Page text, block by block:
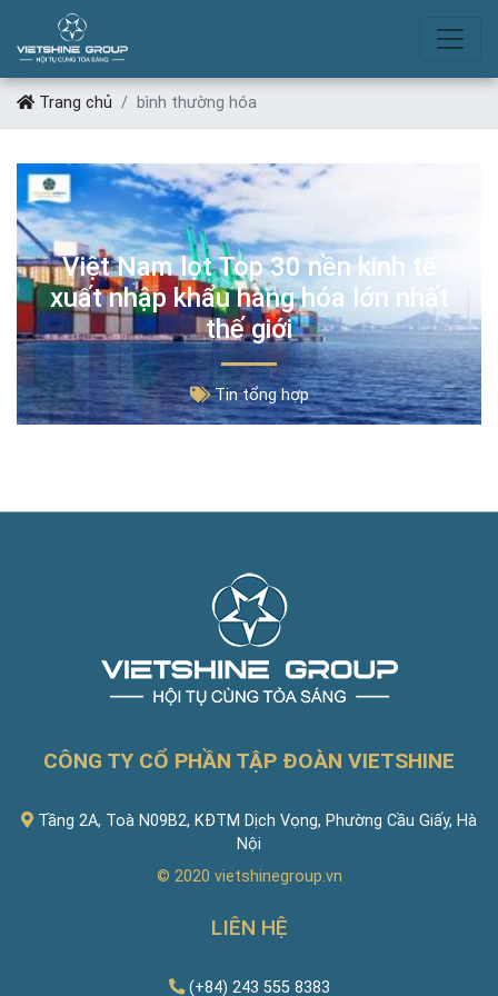
BÌNH THƯỜNG HÓA
Trang chủ bình thường hóa
Việt Nam lọt Top 30 nền kinh tế
xuất nhập khẩu hàng hóa lớn nhất
thế giới
Tin tổng hợp
CÔNG TY CỔ PHẦN TẬP ĐOÀN VIETSHINE
Tầng 2A, Toà N09B2, KĐTM Dịch Vọng, Phường Cầu Giấy, Hà
Nội
© 2020 vietshinegroup.vn
LIÊN HỆ
(+84) 243 555 8383